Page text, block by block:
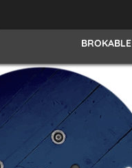
BROKABLE